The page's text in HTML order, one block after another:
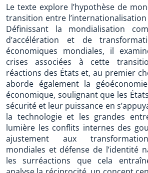
Le texte explore l’hypothèse de
transition entre
Définissant la mondialisation
d’accélération et de
économiques mondiales, il
crises associées à cette
réactions des États et, au premier
aborde également la
économique, soulignant que les
sécurité et leur puissance en
la technologie et les grandes
lumière les conflits internes des
ajustement aux
mondiales et défense de l’identité
les surréactions que cela